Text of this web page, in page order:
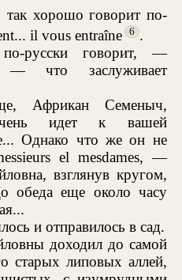
хорошо говорит по-
il vous entraîne
6 .
русски говорит, —
— что заслуживает
Африкан Семеныч,
идет к вашей
Однако что же он не
el mesdames, —
взглянув кругом,
обеда еще около часу
и отправилось в сад.
доходил до самой
старых липовых аллей,